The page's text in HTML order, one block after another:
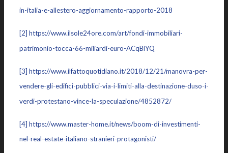
in-italia-e-allestero-aggiornamento-rapporto-2018
[2] https://www.ilsole24ore.com/art/fondi-immobiliari-
patrimonio-tocca-66-miliardi-euro-ACqBiYQ
[3] https://www.ilfattoquotidiano.it/2018/12/21/manovra-per-
vendere-gli-edifici-pubblici-via-i-limiti-alla-destinazione-duso-i-
verdi-protestano-vince-la-speculazione/4852872/
[4] https://www.master-home.it/news/boom-di-investimenti-
nel-real-estate-italiano-stranieri-protagonisti/